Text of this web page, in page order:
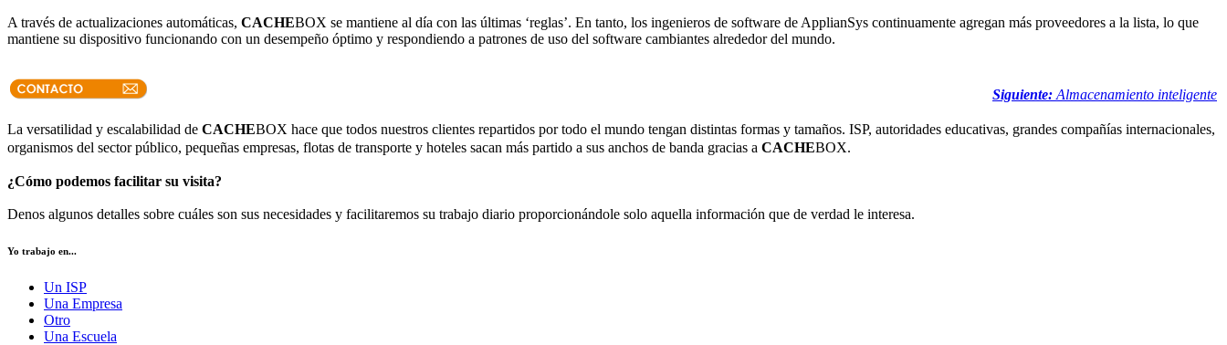
A través de actualizaciones automáticas, CACHEBOX se mantiene al día con las últimas ‘reglas’. En tanto, los ingenieros de software de ApplianSys continuamente agregan más proveedores a la lista, lo que
mantiene su dispositivo funcionando con un desempeño óptimo y respondiendo a patrones de uso del software cambiantes alrededor del mundo.
Siguiente: Almacenamiento inteligente
La versatilidad y escalabilidad de CACHEBOX hace que todos nuestros clientes repartidos por todo el mundo tengan distintas formas y tamaños. ISP, autoridades educativas, grandes compañías internacionales,
organismos del sector público, pequeñas empresas, flotas de transporte y hoteles sacan más partido a sus anchos de banda gracias a CACHEBOX.
¿Cómo podemos facilitar su visita?
Denos algunos detalles sobre cuáles son sus necesidades y facilitaremos su trabajo diario proporcionándole solo aquella información que de verdad le interesa.
Yo trabajo en...
Un ISP
Una Empresa
Otro
Una Escuela